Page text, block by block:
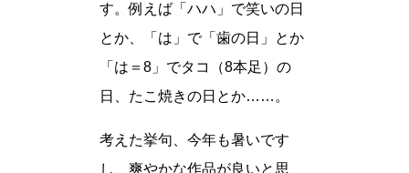
す。例えば「ハハ」で笑いの日
とか、「は」で「歯の日」とか
「は＝8」でタコ（8本足）の
日、たこ焼きの日とか……。
考えた挙句、今年も暑いです
し、爽やかな作品が良いと思